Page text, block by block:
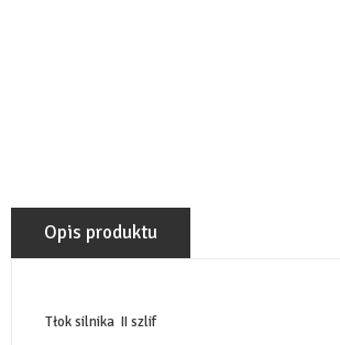
Opis produktu
Tłok silnika II szlif